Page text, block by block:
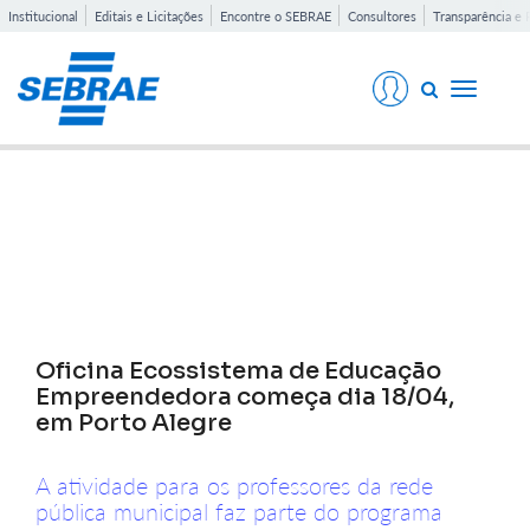
Institucional Editais e Licitações Encontre o SEBRAE Consultores Transparência e
Toggle
Oficina Ecossistema de Educação
Empreendedora começa dia 18/04,
em Porto Alegre
A atividade para os professores da rede
pública municipal faz parte do programa